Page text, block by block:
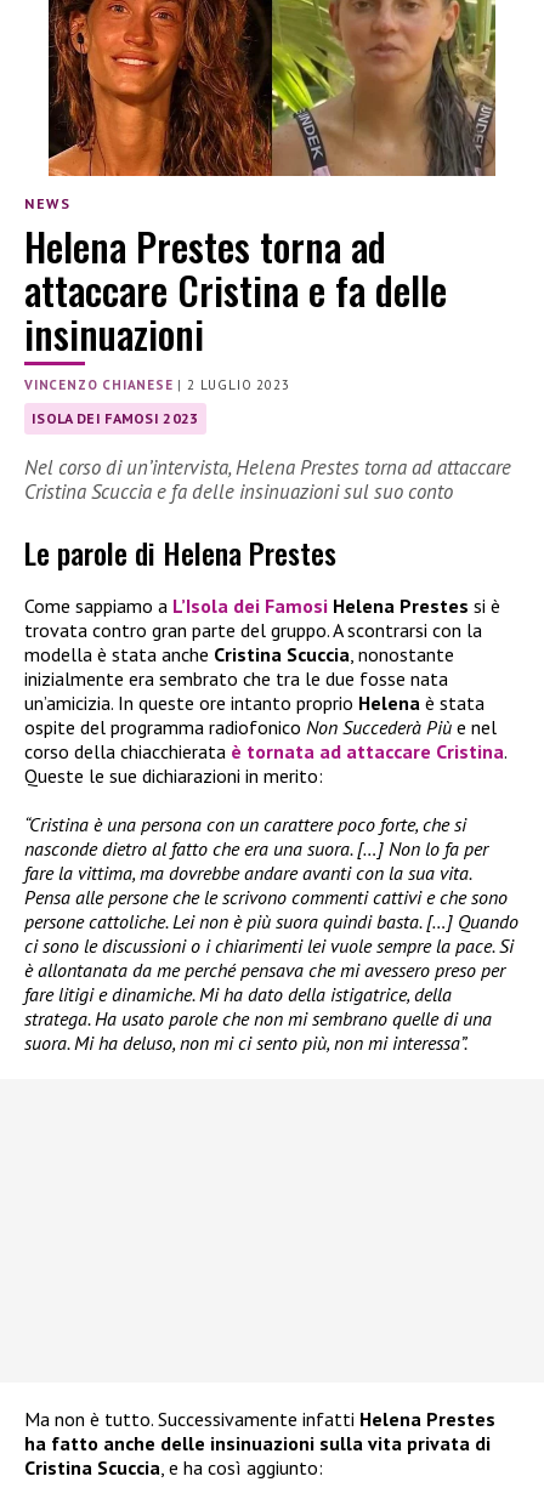
NEWS
Helena Prestes torna ad
attaccare Cristina e fa delle
insinuazioni
VINCENZO CHIANESE |2 LUGLIO 2023
ISOLA DEI FAMOSI 2023
Nel corso di un’intervista, Helena Prestes torna ad attaccare
Cristina Scuccia e fa delle insinuazioni sul suo conto
Le parole di Helena Prestes
Come sappiamo a L’Isola dei Famosi Helena Prestes si è
trovata contro gran parte del gruppo. A scontrarsi con la
modella è stata anche Cristina Scuccia, nonostante
inizialmente era sembrato che tra le due fosse nata
un’amicizia. In queste ore intanto proprio Helena è stata
ospite del programma radiofonico Non Succederà Più e nel
corso della chiacchierata è tornata ad attaccare Cristina.
Queste le sue dichiarazioni in merito:
“Cristina è una persona con un carattere poco forte, che si
nasconde dietro al fatto che era una suora. […] Non lo fa per
fare la vittima, ma dovrebbe andare avanti con la sua vita.
Pensa alle persone che le scrivono commenti cattivi e che sono
persone cattoliche. Lei non è più suora quindi basta. […] Quando
ci sono le discussioni o i chiarimenti lei vuole sempre la pace. Si
è allontanata da me perché pensava che mi avessero preso per
fare litigi e dinamiche. Mi ha dato della istigatrice, della
stratega. Ha usato parole che non mi sembrano quelle di una
suora. Mi ha deluso, non mi ci sento più, non mi interessa”.
Ma non è tutto. Successivamente infatti Helena Prestes
ha fatto anche delle insinuazioni sulla vita privata di
Cristina Scuccia, e ha così aggiunto: